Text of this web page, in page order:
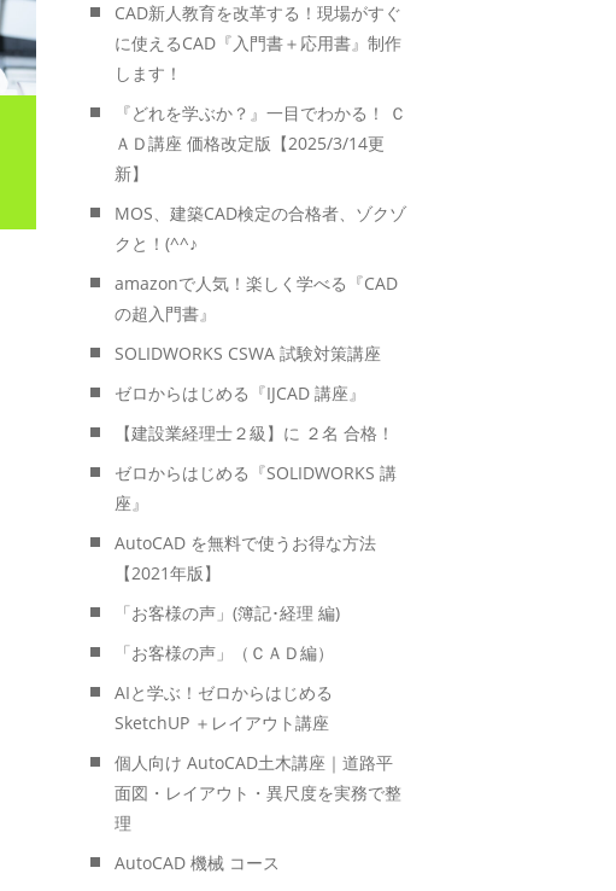
CAD新人教育を改革する！現場がすぐ
に使えるCAD『入門書＋応用書』制作
します！
『どれを学ぶか？』一目でわかる！ Ｃ
ＡＤ講座 価格改定版【2025/3/14更
新】
MOS、建築CAD検定の合格者、ゾクゾ
クと！(^^♪
amazonで人気！楽しく学べる『CAD
の超入門書』
SOLIDWORKS CSWA 試験対策講座
ゼロからはじめる『IJCAD 講座』
【建設業経理士２級】に ２名 合格！
ゼロからはじめる『SOLIDWORKS 講
座』
AutoCAD を無料で使うお得な方法
【2021年版】
「お客様の声」(簿記･経理 編)
「お客様の声」（ＣＡＤ編）
AIと学ぶ！ゼロからはじめる
SketchUP ＋レイアウト講座
個人向け AutoCAD土木講座｜道路平
面図・レイアウト・異尺度を実務で整
理
AutoCAD 機械 コース